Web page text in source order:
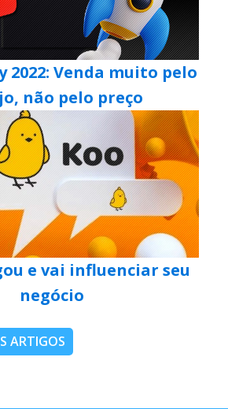
2022: Venda muito pelo
não pelo preço
e vai influenciar seu
negócio
ARTIGOS